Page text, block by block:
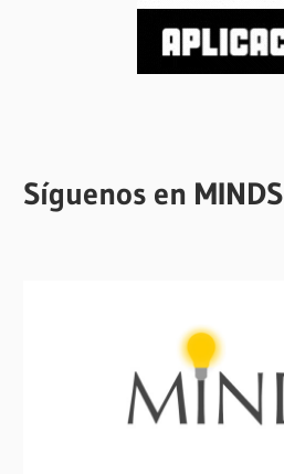
Síguenos en MINDS